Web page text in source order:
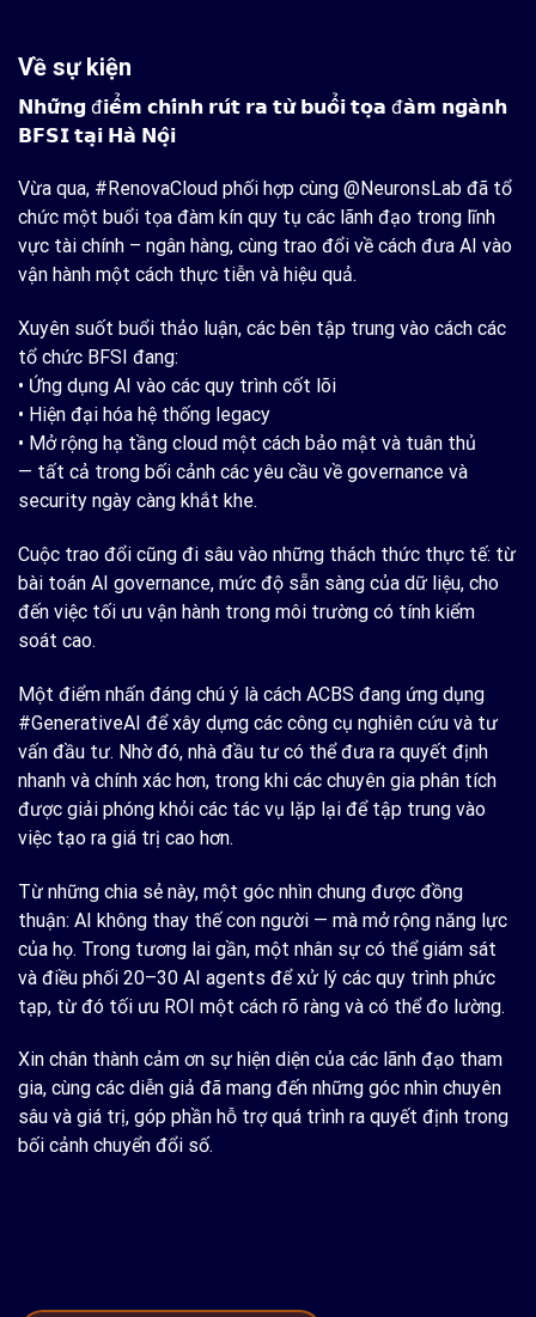
Về sự kiện
𝗡𝗵𝘂̛̃𝗻𝗴 đ𝗶𝗲̂̉𝗺 𝗰𝗵𝗶́𝗻𝗵 𝗿𝘂́𝘁 𝗿𝗮 𝘁𝘂̛̀ 𝗯𝘂𝗼̂̉𝗶 𝘁𝗼̣𝗮 đ𝗮̀𝗺 𝗻𝗴𝗮̀𝗻𝗵
𝗕𝗙𝗦𝗜 𝘁𝗮̣𝗶 𝗛𝗮̀ 𝗡𝗼̣̂𝗶
Vừa qua, #RenovaCloud phối hợp cùng @NeuronsLab đã tổ
chức một buổi tọa đàm kín quy tụ các lãnh đạo trong lĩnh
vực tài chính – ngân hàng, cùng trao đổi về cách đưa AI vào
vận hành một cách thực tiễn và hiệu quả.
Xuyên suốt buổi thảo luận, các bên tập trung vào cách các
tổ chức BFSI đang:
• Ứng dụng AI vào các quy trình cốt lõi
• Hiện đại hóa hệ thống legacy
• Mở rộng hạ tầng cloud một cách bảo mật và tuân thủ
— tất cả trong bối cảnh các yêu cầu về governance và
security ngày càng khắt khe.
Cuộc trao đổi cũng đi sâu vào những thách thức thực tế: từ
bài toán AI governance, mức độ sẵn sàng của dữ liệu, cho
đến việc tối ưu vận hành trong môi trường có tính kiểm
soát cao.
Một điểm nhấn đáng chú ý là cách ACBS đang ứng dụng
#GenerativeAI để xây dựng các công cụ nghiên cứu và tư
vấn đầu tư. Nhờ đó, nhà đầu tư có thể đưa ra quyết định
nhanh và chính xác hơn, trong khi các chuyên gia phân tích
được giải phóng khỏi các tác vụ lặp lại để tập trung vào
việc tạo ra giá trị cao hơn.
Từ những chia sẻ này, một góc nhìn chung được đồng
thuận: AI không thay thế con người — mà mở rộng năng lực
của họ. Trong tương lai gần, một nhân sự có thể giám sát
và điều phối 20–30 AI agents để xử lý các quy trình phức
tạp, từ đó tối ưu ROI một cách rõ ràng và có thể đo lường.
Xin chân thành cảm ơn sự hiện diện của các lãnh đạo tham
gia, cùng các diễn giả đã mang đến những góc nhìn chuyên
sâu và giá trị, góp phần hỗ trợ quá trình ra quyết định trong
bối cảnh chuyển đổi số.